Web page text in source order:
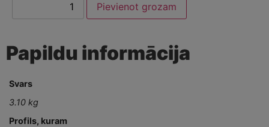
Pievienot grozam
Papildu informācija
Svars
3.10 kg
Profils, kuram